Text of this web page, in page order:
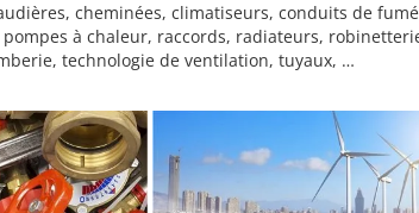
cheminées, climatiseurs, conduits de
à chaleur, raccords, radiateurs,
technologie de ventilation, tuyaux, …